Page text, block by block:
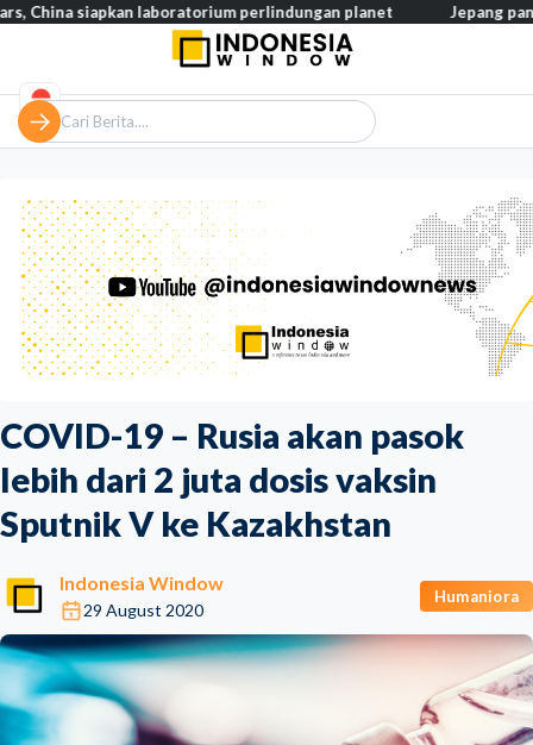
COVID-19 – Rusia akan pasok
lebih dari 2 juta dosis vaksin
Sputnik V ke Kazakhstan
Indonesia Window
29 August 2020
Humaniora
siapkan laboratorium perlindungan planet Jepang pangkas